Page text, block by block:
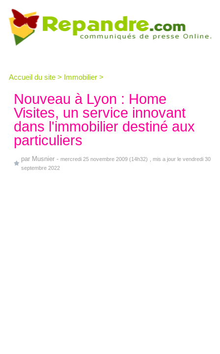
Accueil du site > Immobilier >
Nouveau à Lyon : Home
Visites, un service innovant
dans l'immobilier destiné aux
particuliers
par Musnier - mercredi 25 novembre 2009 (14h32)
, mis a jour le vendredi 30
septembre 2022